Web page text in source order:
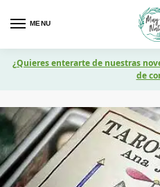
MENU
¿Quieres enterarte de nuestras
de